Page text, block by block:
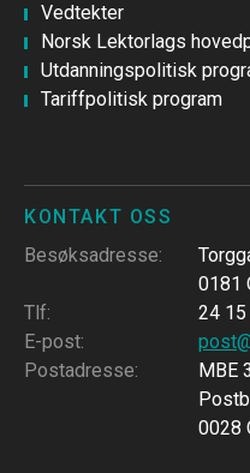
Vedtekter
Norsk Lektorlags
Utdanningspolitisk
Tariffpolitisk program
KONTAKT OSS
Besøksadresse:
0181
Tlf:
24
E-post:
Postadresse:
MBE
0028